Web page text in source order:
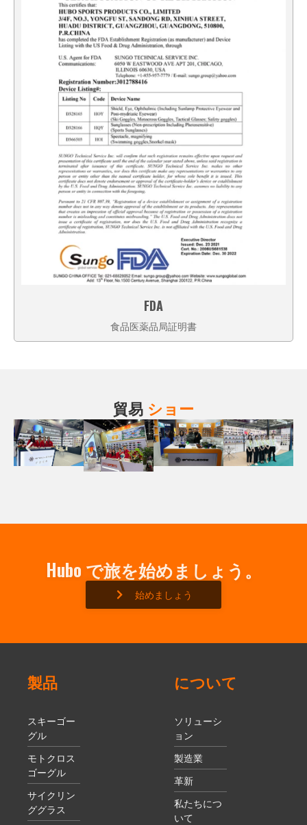
FDA
食品医薬品局証明書
貿易 ショー
Hubo で旅を始めましょう。
始めましょう
製品
スキーゴー
グル
モトクロス
ゴーグル
サイクリン
ググラス
について
ソリューシ
ョン
製造業
革新
私たちにつ
いて